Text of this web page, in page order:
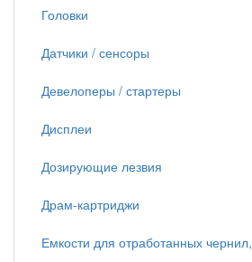
Головки
Датчики / сенсоры
Девелоперы / стартеры
Дисплеи
Дозирующие лезвия
Драм-картриджи
Емкости для отработанных чернил,